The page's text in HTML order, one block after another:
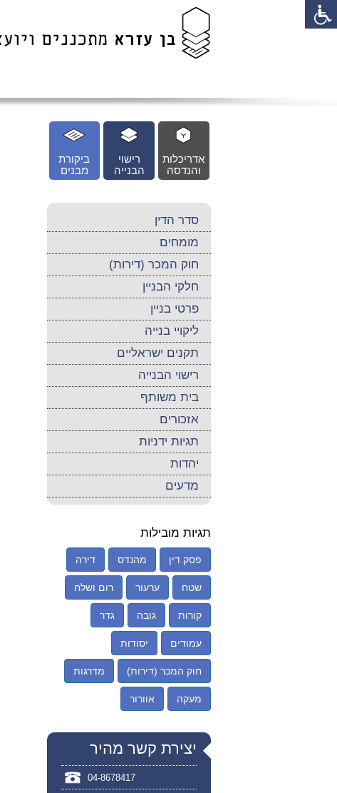
ביקורת
מבנים
רישוי
הבנייה
אדריכלות
והנדסה
סדר הדין
מומחים
חוק המכר (דירות)
חלקי הבניין
פרטי בניין
ליקויי בנייה
תקנים ישראליים
רישוי הבנייה
בית משותף
אזכורים
תגיות ידניות
יהדות
מדעים
תגיות מובילות
פסק דין מהנדס דירה
שטח ערעור רום ושלח
קורות גובה גדר
עמודים יסודות
חוק המכר (דירות) מדרגות
מעקה אוורור
יצירת קשר מהיר
04-8678417